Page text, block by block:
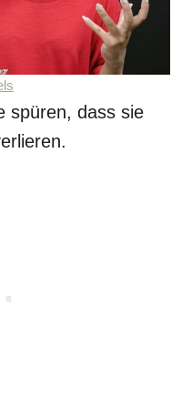
spüren, dass sie